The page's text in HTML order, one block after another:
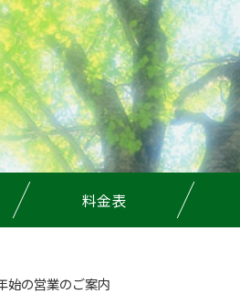
料金表
始の営業のご案内